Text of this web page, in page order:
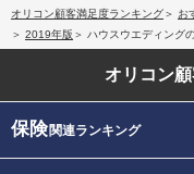
オリコン顧客満足度ランキング
お
2019年版
ハウスウエディング
オリコン
保険関連ランキング